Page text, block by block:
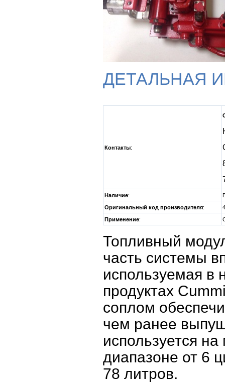
ДЕТАЛЬНАЯ
Контакты:
Наличие:
Оригинальный код производителя:
Применение:
Топливный
часть системы
используемая в
продуктах
соплом
чем ранее
используется
диапазоне от 6
78 литров.